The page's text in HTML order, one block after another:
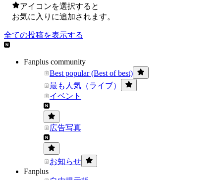
アイコンを選択すると
お気に入りに追加されます。
全ての投稿を表示する
Fanplus community
Best popular (Best of best)
最も人気（ライブ）
イベント
広告写真
お知らせ
Fanplus